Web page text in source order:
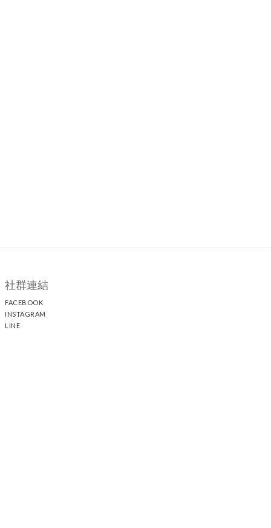
社群連結
FACEBOOK
INSTAGRAM
LINE